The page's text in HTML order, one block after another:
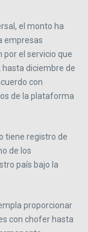
el monto ha
empresas
el servicio que
diciembre de
con
de la plataforma
tiene registro de
de los
país bajo la
proporcionar
con chofer hasta